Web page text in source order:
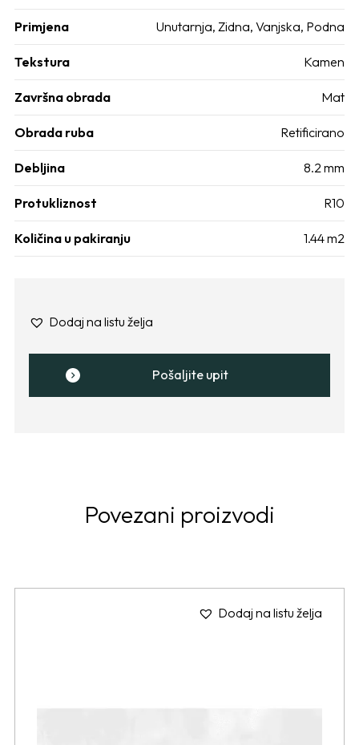
Primjena Unutarnja, Zidna, Vanjska, Podna
Tekstura Kamen
Završna obrada Mat
Obrada ruba Retificirano
Debljina 8.2 mm
Protukliznost R10
Količina u pakiranju 1.44 m2
Dodaj na listu želja
Pošaljite upit
Povezani proizvodi
Dodaj na listu želja